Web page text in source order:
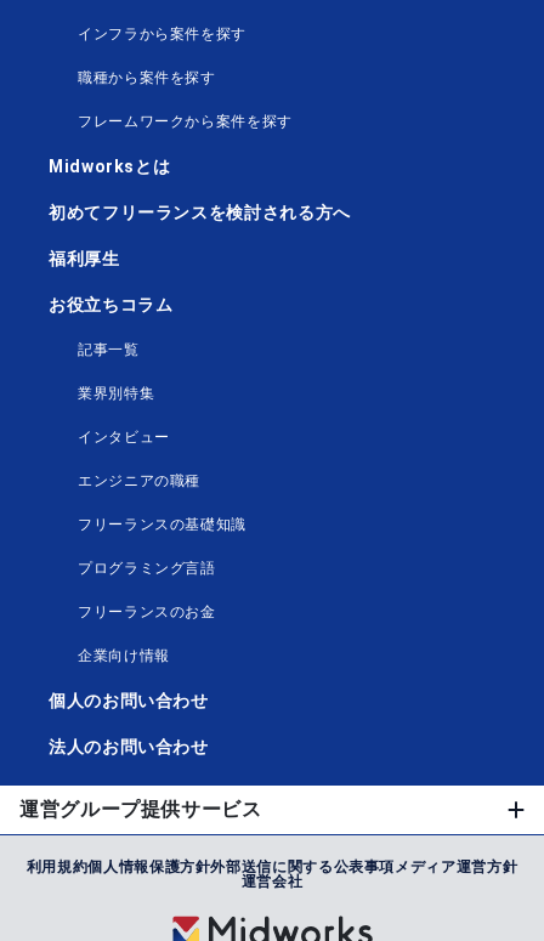
インフラから案件を探す
職種から案件を探す
フレームワークから案件を探す
Midworksとは
初めてフリーランスを検討される方へ
福利厚生
お役立ちコラム
記事一覧
業界別特集
インタビュー
エンジニアの職種
フリーランスの基礎知識
プログラミング言語
フリーランスのお金
企業向け情報
個人のお問い合わせ
法人のお問い合わせ
運営グループ提供サービス
利用規約個人情報保護方針外部送信に関する公表事項メディア運営方針
運営会社